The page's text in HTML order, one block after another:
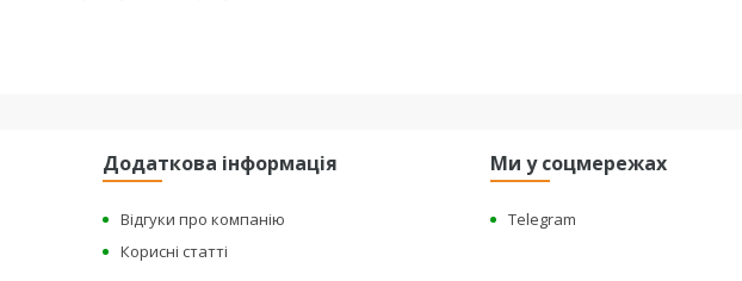
Додаткова інформація
Відгуки про компанію
Корисні статті
Ми у соцмережах
Telegram